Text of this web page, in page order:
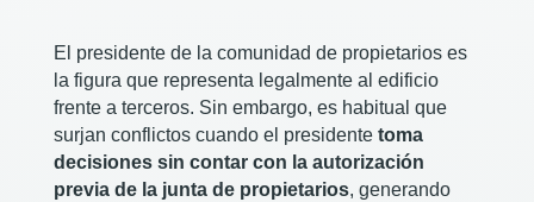
El presidente de la comunidad de propietarios es
la figura que representa legalmente al edificio
frente a terceros. Sin embargo, es habitual que
surjan conflictos cuando el presidente toma
decisiones sin contar con la autorización
previa de la junta de propietarios, generando